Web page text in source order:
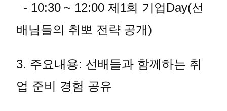
- 10:30 ~ 12:00 제1회 기업Day(선
배님들의 취뽀 전략 공개)
3. 주요내용: 선배들과 함께하는 취
업 준비 경험 공유